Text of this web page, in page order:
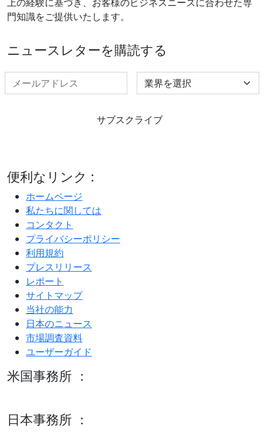
門知識をご提供いたします。
ニュースレターを購読する
Select Industry
サブスクライブ
便利なリンク :
ホームページ
私たちに関しては
コンタクト
プライバシーポリシー
利用規約
プレスリリース
レポート
サイトマップ
当社の能力
日本のニュース
市場調査資料
ユーザーガイド
米国事務所 ：
日本事務所 ：